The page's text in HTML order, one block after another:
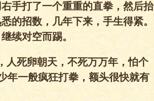
手打了一个重重的直拳，然后抬
的招数，几年下来，手生得紧。
续对空而踢。
人死卵朝天，不死万万年，怕个
年一般疯狂打拳，额头很快就有